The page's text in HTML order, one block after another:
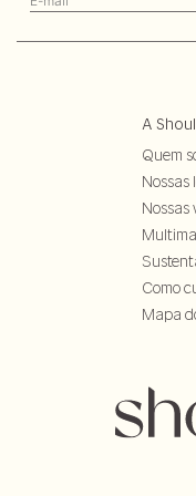
A
Quem
Nossas
Nossas
Como
Mapa